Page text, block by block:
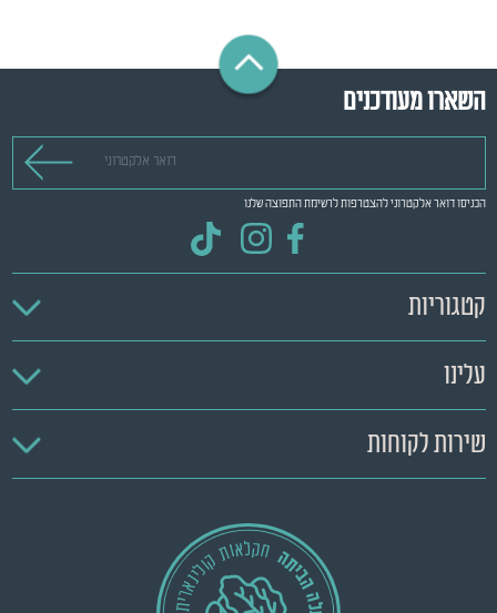
השארו מעודכנים
הכניסו דואר אלקטרוני להצטרפות לרשימת התפוצה שלנו
קטגוריות
עלינו
שירות לקוחות